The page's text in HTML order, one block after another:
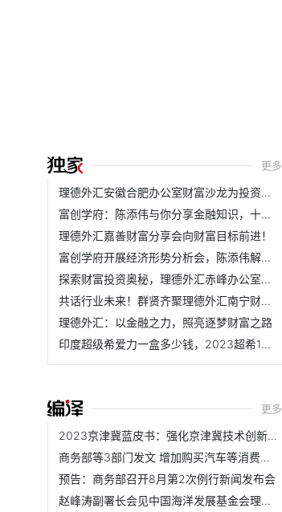
更多
理德外汇安徽合肥办公室财富沙龙为投资者带来财富之光
富创学府：陈添伟与你分享金融知识，十堰培训完美收官
理德外汇嘉善财富分享会向财富目标前进！
富创学府开展经济形势分析会，陈添伟解密外汇黄金期
探索财富投资奥秘，理德外汇赤峰办公室财富沙龙来啦！
共话行业未来！群贤齐聚理德外汇南宁财富沙龙
理德外汇：以金融之力，照亮逐梦财富之路
印度超级希爱力一盒多少钱，2023超希10粒装价格已更新
更多
2023京津冀蓝皮书：强化京津冀技术创新合作，推进科技成果就...
商务部等3部门发文 增加购买汽车等消费信贷支持
预告：商务部召开8月第2次例行新闻发布会
赵峰涛副署长会见中国海洋发展基金会理事长吕滨